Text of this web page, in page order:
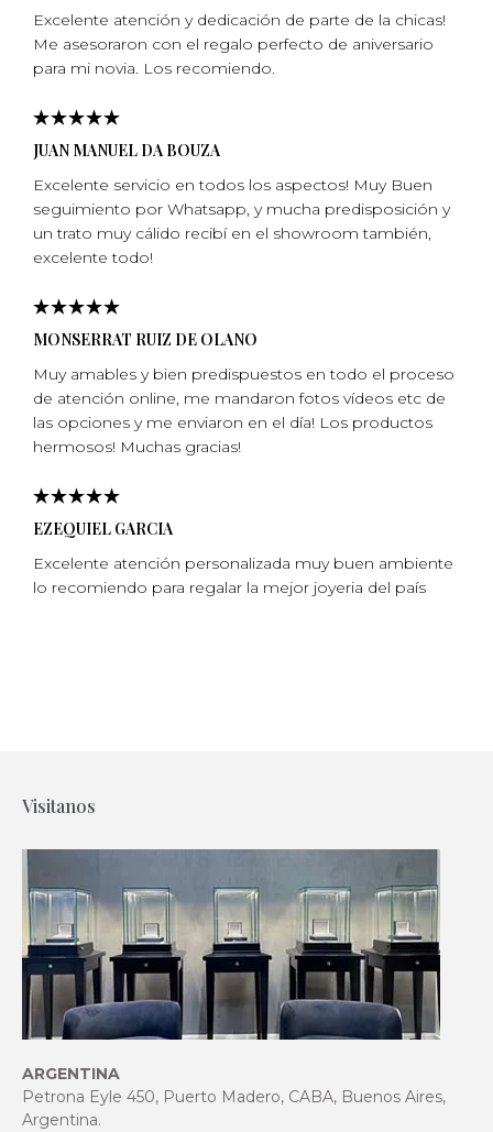
Excelente atención y dedicación de parte de la chicas!
Me asesoraron con el regalo perfecto de aniversario
para mi­ novia. Los recomiendo.
JUAN MANUEL DA BOUZA
Excelente servicio en todos los aspectos! Muy Buen
seguimiento por Whatsapp, y mucha predisposición y
un trato muy cálido recibí en el showroom también,
excelente todo!
MONSERRAT RUIZ DE OLANO
Muy amables y bien predispuestos en todo el proceso
de atención online, me mandaron fotos vídeos etc de
las opciones y me enviaron en el día! Los productos
hermosos! Muchas gracias!
EZEQUIEL GARCIA
Excelente atención personalizada muy buen ambiente
lo recomiendo para regalar la mejor joyeria del país
Visitanos
ARGENTINA
Petrona Eyle 450, Puerto Madero, CABA, Buenos Aires,
Argentina.